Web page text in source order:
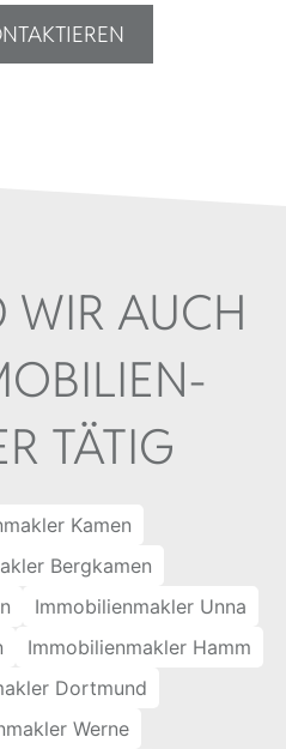
WIR AUCH
TÄTIG
Kamen
Bergkamen
Immobilienmakler Unna
Immobilienmakler Hamm
Dortmund
Werne